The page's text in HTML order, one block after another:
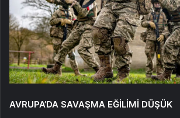
AVRUPA’DA SAVAŞMA EĞİLİMİ DÜŞÜK